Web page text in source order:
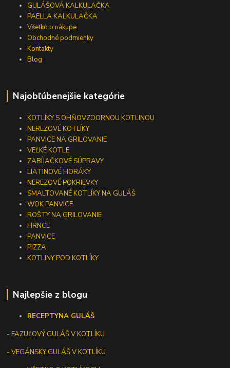
GULÁŠOVÁ KALKULAČKA
PAELLA KALKULAČKA
Všetko o nákupe
Obchodné podmienky
Kontakty
Blog
Najobľúbenejšie kategórie
KOTLÍKY S OHŇOVZDORNOU KOTLINOU
NEREZOVÉ KOTLÍKY
PANVICE NA GRILOVANIE
VEĽKÉ KOTLE
ZABÍJAČKOVÉ SÚPRAVY
LIATINOVÉ HORÁKY
NEREZOVÉ POKRIEVKY
SMALTOVANÉ KOTLÍKY NA GULÁŠ
WOK PANVICE
ROŠTY NA GRILOVANIE
HRNCE
PANVICE
PIZZA
KOTLINY POD KOTLÍKY
Najlepšie z blogu
RECEPTYNA GULÁŠ
-FAZUĽOVÝ GULÁŠ V KOTLÍKU
- VEGÁNSKY GULÁŠ V KOTLÍKU